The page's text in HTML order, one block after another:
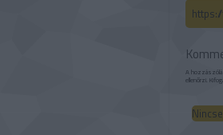
A
ellenőrzi.